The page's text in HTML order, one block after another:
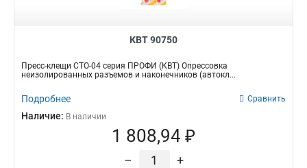
КВТ 90750
Пресс-клещи СТО-04 серия ПРОФИ (КВТ) Опрессовка
неизолированных разъемов и наконечников (автокл...
Подробнее Сравнить
Наличие: В наличии
1 808,94 ₽
– +